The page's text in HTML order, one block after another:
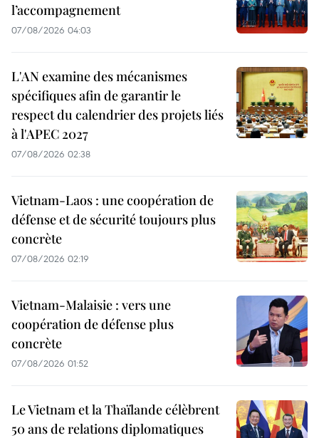
l’accompagnement
07/08/2026 04:03
L'AN examine des mécanismes
spécifiques afin de garantir le
respect du calendrier des projets liés
à l'APEC 2027
07/08/2026 02:38
Vietnam-Laos : une coopération de
défense et de sécurité toujours plus
concrète
07/08/2026 02:19
Vietnam-Malaisie : vers une
coopération de défense plus
concrète
07/08/2026 01:52
Le Vietnam et la Thaïlande célèbrent
50 ans de relations diplomatiques